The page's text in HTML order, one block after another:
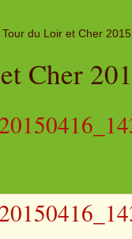
Tour du Loir et Cher 2015
Cher